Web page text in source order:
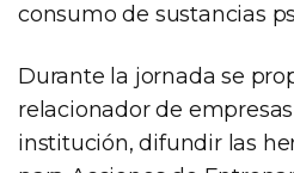
consumo de sustancias
Durante la jornada se
relacionador de
institución, difundir las